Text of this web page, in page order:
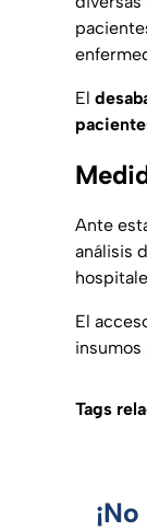
El
Ante
análisis
El
insumos
Tags